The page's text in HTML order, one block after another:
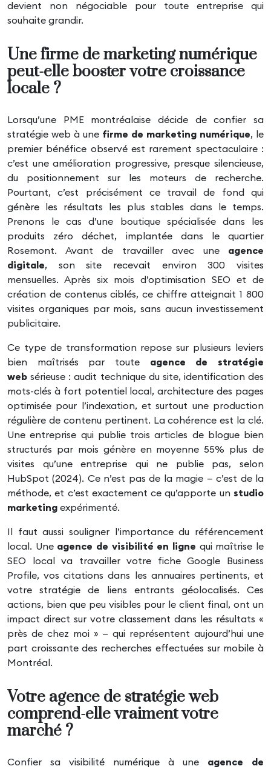
devient non négociable pour toute entreprise qui
souhaite grandir.
Une firme de marketing numérique
peut-elle booster votre croissance
locale ?
Lorsqu’une PME montréalaise décide de confier sa
stratégie web à une firme de marketing numérique, le
premier bénéfice observé est rarement spectaculaire :
c’est une amélioration progressive, presque silencieuse,
du positionnement sur les moteurs de recherche.
Pourtant, c’est précisément ce travail de fond qui
génère les résultats les plus stables dans le temps.
Prenons le cas d’une boutique spécialisée dans les
produits zéro déchet, implantée dans le quartier
Rosemont. Avant de travailler avec une agence
digitale, son site recevait environ 300 visites
mensuelles. Après six mois d’optimisation SEO et de
création de contenus ciblés, ce chiffre atteignait 1 800
visites organiques par mois, sans aucun investissement
publicitaire.
Ce type de transformation repose sur plusieurs leviers
bien maîtrisés par toute agence de stratégie
web sérieuse : audit technique du site, identification des
mots-clés à fort potentiel local, architecture des pages
optimisée pour l’indexation, et surtout une production
régulière de contenu pertinent. La cohérence est la clé.
Une entreprise qui publie trois articles de blogue bien
structurés par mois génère en moyenne 55% plus de
visites qu’une entreprise qui ne publie pas, selon
HubSpot (2024). Ce n’est pas de la magie — c’est de la
méthode, et c’est exactement ce qu’apporte un studio
marketing expérimenté.
Il faut aussi souligner l’importance du référencement
local. Une agence de visibilité en ligne qui maîtrise le
SEO local va travailler votre fiche Google Business
Profile, vos citations dans les annuaires pertinents, et
votre stratégie de liens entrants géolocalisés. Ces
actions, bien que peu visibles pour le client final, ont un
impact direct sur votre classement dans les résultats «
près de chez moi » — qui représentent aujourd’hui une
part croissante des recherches effectuées sur mobile à
Montréal.
Votre agence de stratégie web
comprend-elle vraiment votre
marché ?
Confier sa visibilité numérique à une agence de